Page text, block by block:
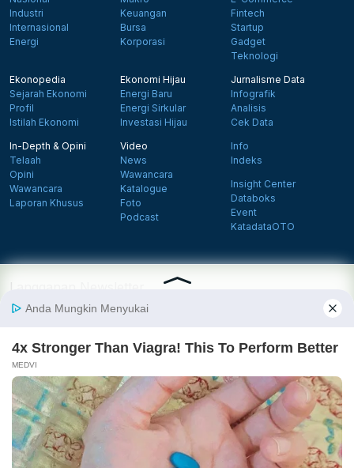
Industri
Internasional
Energi
Keuangan
Bursa
Korporasi
Fintech
Startup
Gadget
Teknologi
Ekonopedia
Sejarah Ekonomi
Profil
Istilah Ekonomi
Ekonomi Hijau
Energi Baru
Energi Sirkular
Investasi Hijau
Jurnalisme Data
Infografik
Analisis
Cek Data
In-Depth & Opini
Telaah
Opini
Wawancara
Laporan Khusus
Video
News
Wawancara
Katalogue
Foto
Podcast
Info
Indeks
Insight Center
Databoks
Event
KatadataOTO
Follow us on Facebook
Tentang Katadata Advertising Pedoman Media Siber
Kebijakan Privasi Hubungi Kami